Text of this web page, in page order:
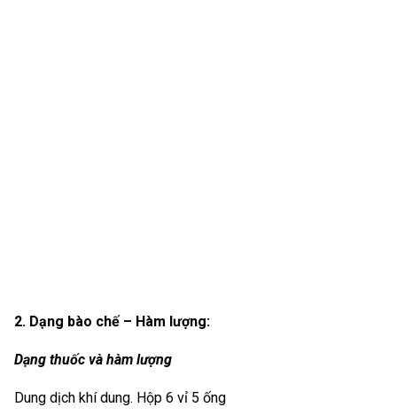
2. Dạng bào chế – Hàm lượng:
Dạng thuốc và hàm lượng
Dung dịch khí dung. Hộp 6 vỉ 5 ống